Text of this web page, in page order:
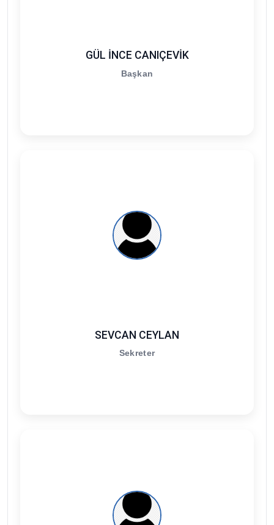
GÜL İNCE CANIÇEVİK
Başkan
SEVCAN CEYLAN
Sekreter